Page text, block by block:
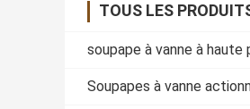
TOUS LES
soupape à vanne à haute
Soupapes à vanne